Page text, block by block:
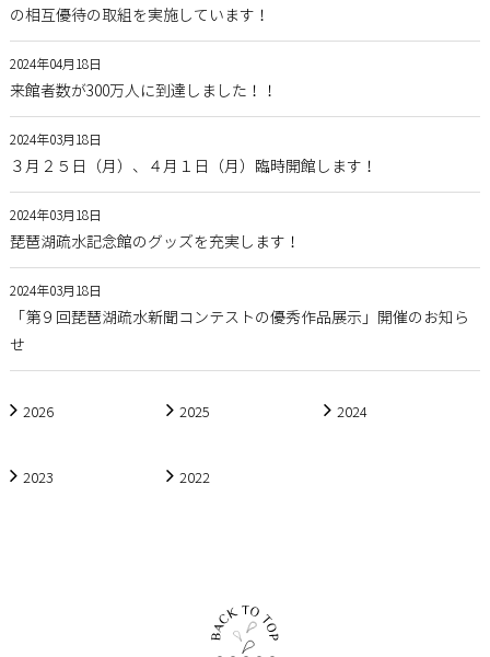
の相互優待の取組を実施しています！
2024年04月18日
来館者数が300万人に到達しました！！
2024年03月18日
３月２５日（月）、４月１日（月）臨時開館します！
2024年03月18日
琵琶湖疏水記念館のグッズを充実します！
2024年03月18日
「第９回琵琶湖疏水新聞コンテストの優秀作品展示」開催のお知ら
せ
2026 2025 2024
2023 2022